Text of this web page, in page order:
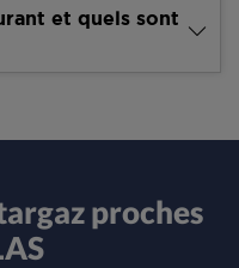
et quels sont
proches